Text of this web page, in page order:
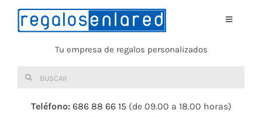
Saltar
Toggle
Tu empresa de regalos personalizados
Buscar:
Teléfono: 686 88 66 15 (de 09.00 a 18.00 horas)